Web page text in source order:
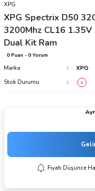
XPG
XPG Spectrix D50
3200Mhz CL16
Dual Kit Ram
0 Puan - 0 Yorum
Marka
XPG
Stok Durumu
Fiyatı Düşünce